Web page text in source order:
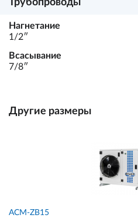
Трубопроводы
Нагнетание
1/2ʺ
Всасывание
7/8ʺ
Другие размеры
ACM-ZB15